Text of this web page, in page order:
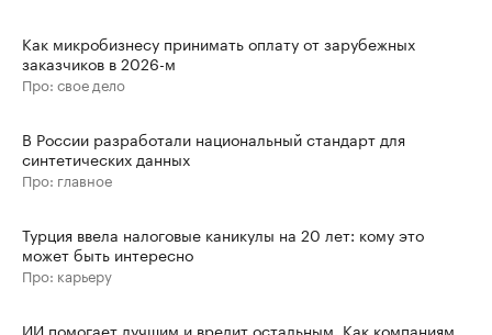
Как микробизнесу принимать оплату от зарубежных
заказчиков в 2026-м
Про: свое дело
В России разработали национальный стандарт для
синтетических данных
Про: главное
Турция ввела налоговые каникулы на 20 лет: кому это
может быть интересно
Про: карьеру
ИИ помогает лучшим и вредит остальным. Как компаниям